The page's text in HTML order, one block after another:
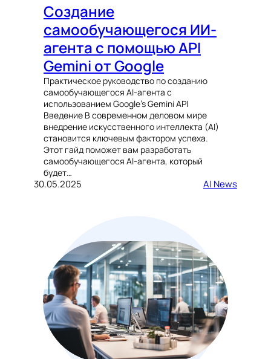
Создание
самообучающегося ИИ-
агента с помощью API
Gemini от Google
Практическое руководство по созданию
самообучающегося AI-агента с
использованием Google’s Gemini API
Введение В современном деловом мире
внедрение искусственного интеллекта (AI)
становится ключевым фактором успеха.
Этот гайд поможет вам разработать
самообучающегося AI-агента, который
будет…
30.05.2025 AI News